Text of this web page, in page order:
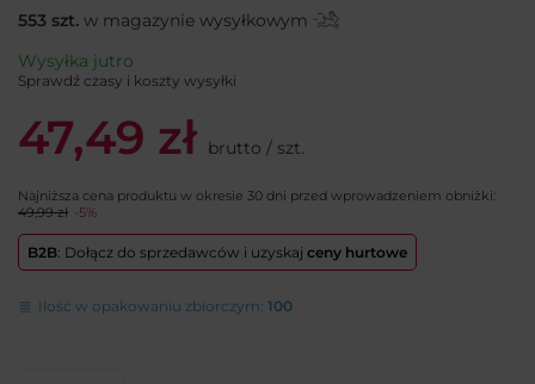
553 szt. w magazynie wysyłkowym
Wysyłka jutro
Sprawdź czasy i koszty wysyłki
47,49 zł brutto / szt.
Najniższa cena produktu w okresie 30 dni przed wprowadzeniem obniżki:
49,99 zł
-5%
B2B: Dołącz do sprzedawców i uzyskaj ceny hurtowe
Ilość w opakowaniu zbiorczym:100